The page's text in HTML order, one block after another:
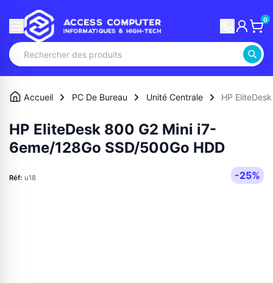
0
Accueil PC De Bureau Unité Centrale HP
HP EliteDesk 800 G2 Mini i7-
6eme/128Go SSD/500Go HDD
Réf: u18 -25%